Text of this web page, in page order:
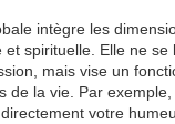
intègre les
et spirituelle. Elle ne se
mais vise un
de la vie. Par
votre